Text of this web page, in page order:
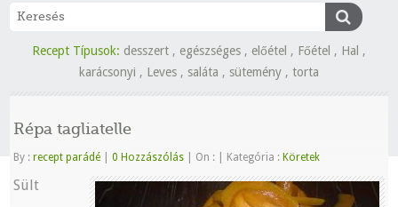
Recept Típusok: desszert , egészséges , előétel , Főétel , Hal ,
karácsonyi , Leves , saláta , sütemény , torta
Répa tagliatelle
By :recept parádé 0 Hozzászólás On : Kategória : Köretek
Sült